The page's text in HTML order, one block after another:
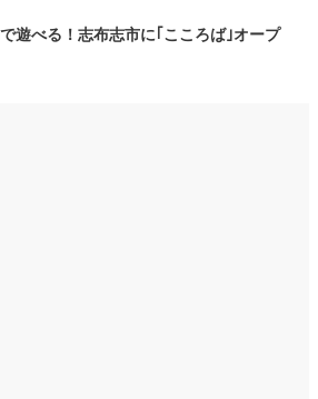
で遊べる！志布志市に｢こころば｣オープ